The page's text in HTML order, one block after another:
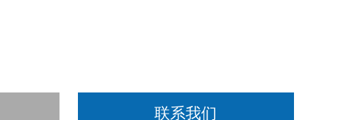
联系我们